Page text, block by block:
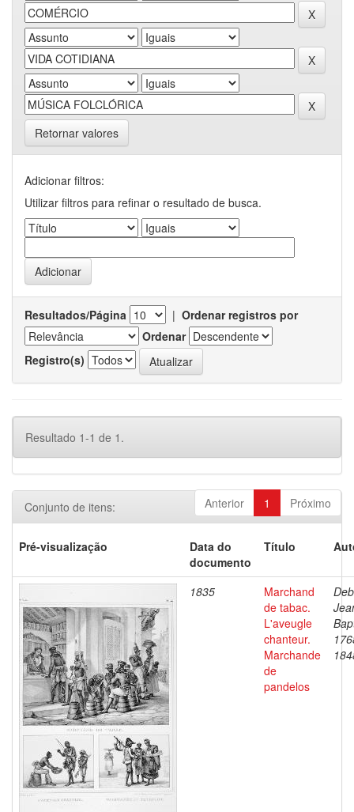
Retornar valores
Adicionar filtros:
Utilizar filtros para refinar o resultado de busca.
Resultados/Página | Ordenar registros por
Ordenar
Registro(s)
Resultado 1-1 de 1.
Anterior 1 Próximo
Conjunto de itens:
Pré-visualização
Data do
documento
Título
1835
Marchand
de tabac.
L'aveugle
chanteur.
Marchande
de
pandelos